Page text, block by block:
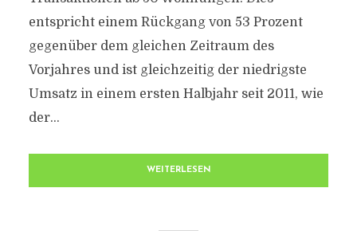
entspricht einem Rückgang von 53 Prozent
gegenüber dem gleichen Zeitraum des
Vorjahres und ist gleichzeitig der niedrigste
Umsatz in einem ersten Halbjahr seit 2011, wie
der...
WEITERLESEN